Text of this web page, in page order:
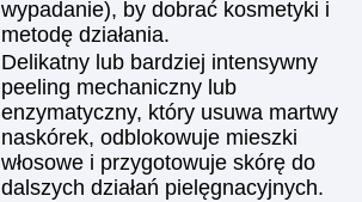
wypadanie), by dobrać kosmetyki i
metodę działania.
Delikatny lub bardziej intensywny
peeling mechaniczny lub
enzymatyczny, który usuwa martwy
naskórek, odblokowuje mieszki
włosowe i przygotowuje skórę do
dalszych działań pielęgnacyjnych.